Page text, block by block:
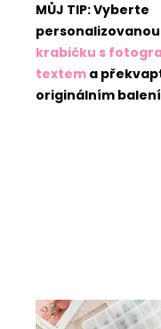
MŮJ TIP: Vyberte
personalizovanou
krabičku s
textem a
originálním